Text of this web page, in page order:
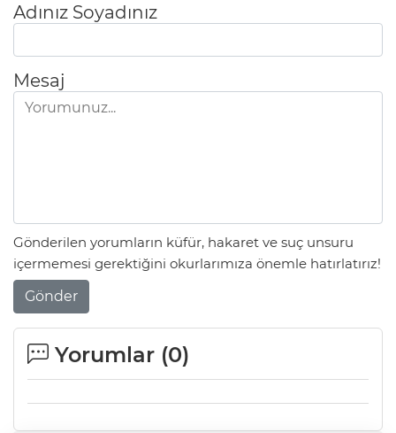
Adınız Soyadınız
Mesaj
Gönderilen yorumların küfür, hakaret ve suç unsuru
içermemesi gerektiğini okurlarımıza önemle hatırlatırız!
Gönder
Yorumlar (0)